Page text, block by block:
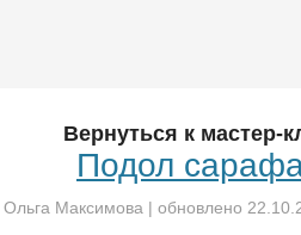
Вернуться к мастер-
Подол
Ольга Максимова | обновлено